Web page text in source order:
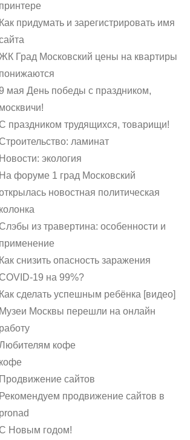
принтере
Как придумать и зарегистрировать имя
ЖК Град Московский цены на квартиры
понижаются
мая День победы с праздником,
москвичи!
С праздником трудящихся, товарищи!
Строительство: ламинат
Новости: экология
На форуме 1 град Московский
новостная политическая
колонка
Слэбы из травертина: особенности и
применение
Как снизить опасность заражения
COVID-19 на 99%?
Как сделать успешным ребёнка [видео]
Музеи Москвы перешли на онлайн
работу
кофе
кофе
Продвижение сайтов
Рекомендуем продвижение сайтов в
pronad
С Новым годом!